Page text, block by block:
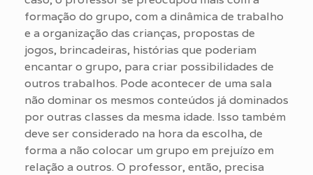
formação do grupo, com a dinâmica de trabalho
e a organização das crianças, propostas de
jogos, brincadeiras, histórias que poderiam
encantar o grupo, para criar possibilidades de
outros trabalhos. Pode acontecer de uma sala
não dominar os mesmos conteúdos já dominados
por outras classes da mesma idade. Isso também
deve ser considerado na hora da escolha, de
forma a não colocar um grupo em prejuízo em
relação a outros. O professor, então, precisa